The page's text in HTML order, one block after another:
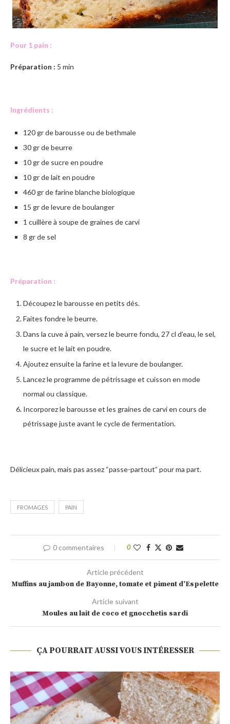
Pour 1 pain :
Préparation : 5 min
Ingrédients :
120 gr de barousse ou de bethmale
30 gr de beurre
10 gr de sucre en poudre
10 gr de lait en poudre
460 gr de farine blanche biologique
15 gr de levure de boulanger
1 cuillère à soupe de graines de carvi
8 gr de sel
Préparation :
Découpez le barousse en petits dés.
Faites fondre le beurre.
Dans la cuve à pain, versez le beurre fondu, 27 cl d’eau, le sel,
le sucre et le lait en poudre.
Ajoutez ensuite la farine et la levure de boulanger.
Lancez le programme de pétrissage et cuisson en mode
normal ou classique.
Incorporez le barousse et les graines de carvi en cours de
pétrissage juste avant le cycle de fermentation.
Délicieux pain, mais pas assez “passe-partout” pour ma part.
FROMAGES PAIN
0 commentaires 0
Article précédent
Muffins au jambon de Bayonne, tomate et piment d’Espelette
Article suivant
Moules au lait de coco et gnocchetis sardi
ÇA POURRAIT AUSSI VOUS INTÉRESSER